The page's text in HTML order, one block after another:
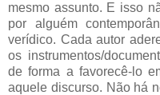
mesmo assunto. E isso
por alguém
verídico. Cada autor
os instrumentos/
de forma a favorecê-lo
aquele discurso. Não há